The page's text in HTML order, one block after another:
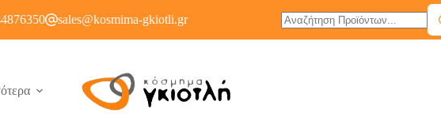
sales@kosmima-gkiotli.gr